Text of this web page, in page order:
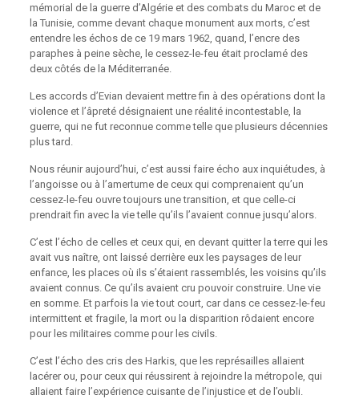
mémorial de la guerre d’Algérie et des combats du Maroc et de
la Tunisie, comme devant chaque monument aux morts, c’est
entendre les échos de ce 19 mars 1962, quand, l’encre des
paraphes à peine sèche, le cessez-le-feu était proclamé des
deux côtés de la Méditerranée.
Les accords d’Evian devaient mettre fin à des opérations dont la
violence et l’âpreté désignaient une réalité incontestable, la
guerre, qui ne fut reconnue comme telle que plusieurs décennies
plus tard.
Nous réunir aujourd’hui, c’est aussi faire écho aux inquiétudes, à
l’angoisse ou à l’amertume de ceux qui comprenaient qu’un
cessez-le-feu ouvre toujours une transition, et que celle-ci
prendrait fin avec la vie telle qu’ils l’avaient connue jusqu’alors.
C’est l’écho de celles et ceux qui, en devant quitter la terre qui les
avait vus naître, ont laissé derrière eux les paysages de leur
enfance, les places où ils s’étaient rassemblés, les voisins qu’ils
avaient connus. Ce qu’ils avaient cru pouvoir construire. Une vie
en somme. Et parfois la vie tout court, car dans ce cessez-le-feu
intermittent et fragile, la mort ou la disparition rôdaient encore
pour les militaires comme pour les civils.
C’est l’écho des cris des Harkis, que les représailles allaient
lacérer ou, pour ceux qui réussirent à rejoindre la métropole, qui
allaient faire l’expérience cuisante de l’injustice et de l’oubli.